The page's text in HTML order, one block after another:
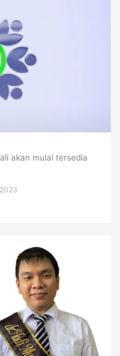
akan mulai tersedia